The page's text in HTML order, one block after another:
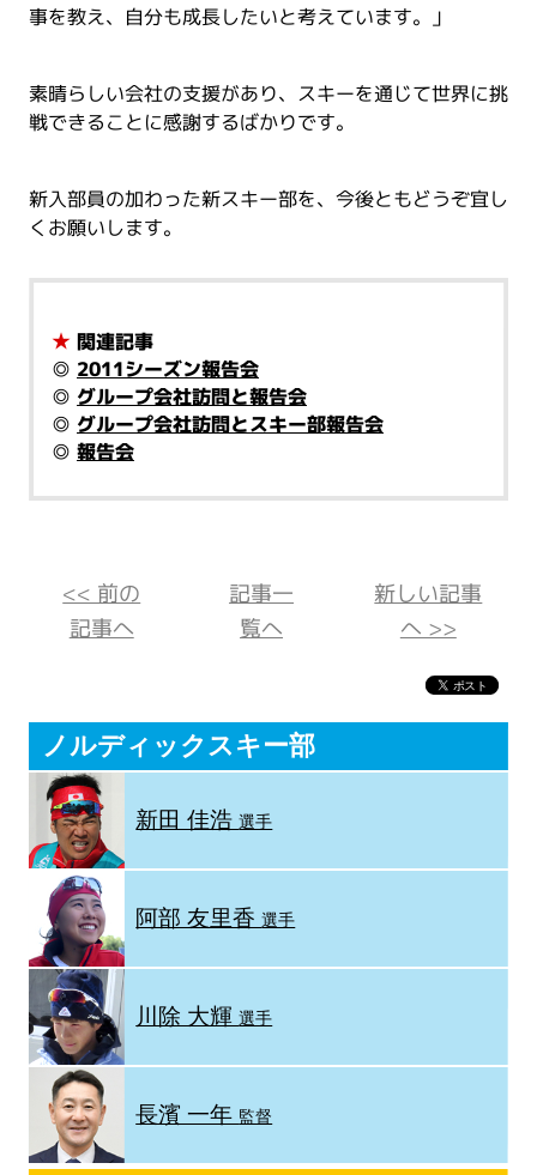
事を教え、自分も成長したいと考えています。」
素晴らしい会社の支援があり、スキーを通じて世界に挑
戦できることに感謝するばかりです。
新入部員の加わった新スキー部を、今後ともどうぞ宜し
くお願いします。
★ 関連記事
◎ 2011シーズン報告会
◎ グループ会社訪問と報告会
◎ グループ会社訪問とスキー部報告会
◎ 報告会
<< 前の
記事へ
記事一
覧へ
新しい記事
へ >>
ノルディックスキー部
新田 佳浩選手
阿部 友里香選手
川除 大輝選手
長濱 一年 監督